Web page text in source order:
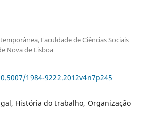
Faculdade de Ciências Sociais
Nova de Lisboa
1984-9222.2012v4n7p245
História do trabalho, Organização